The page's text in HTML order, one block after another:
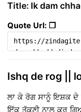
Title: Ik dam
Quote Url: ❐
Ishq de rog ||
ਲਾ ਕੇ ਰੋਗ ਸਾਨੂੰ ਇਸ਼ਕ
ਇੱਕ ਤੱਕਣੀ ਨਾਲ ਕਰ